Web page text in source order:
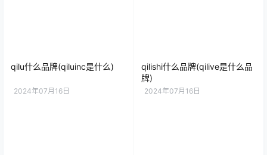
qilu什么品牌(qiluinc是什么)
2024年07月16日
qilishi什么品牌(qilive是什么品
牌)
2024年07月16日